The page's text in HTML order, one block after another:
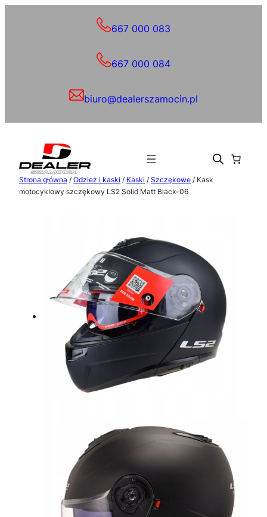
667 000 083
667 000 084
biuro@dealerszamocin.pl
Strona główna / Odzież i kaski / Kaski / Szczękowe / Kask
motocyklowy szczękowy LS2 Solid Matt Black-06